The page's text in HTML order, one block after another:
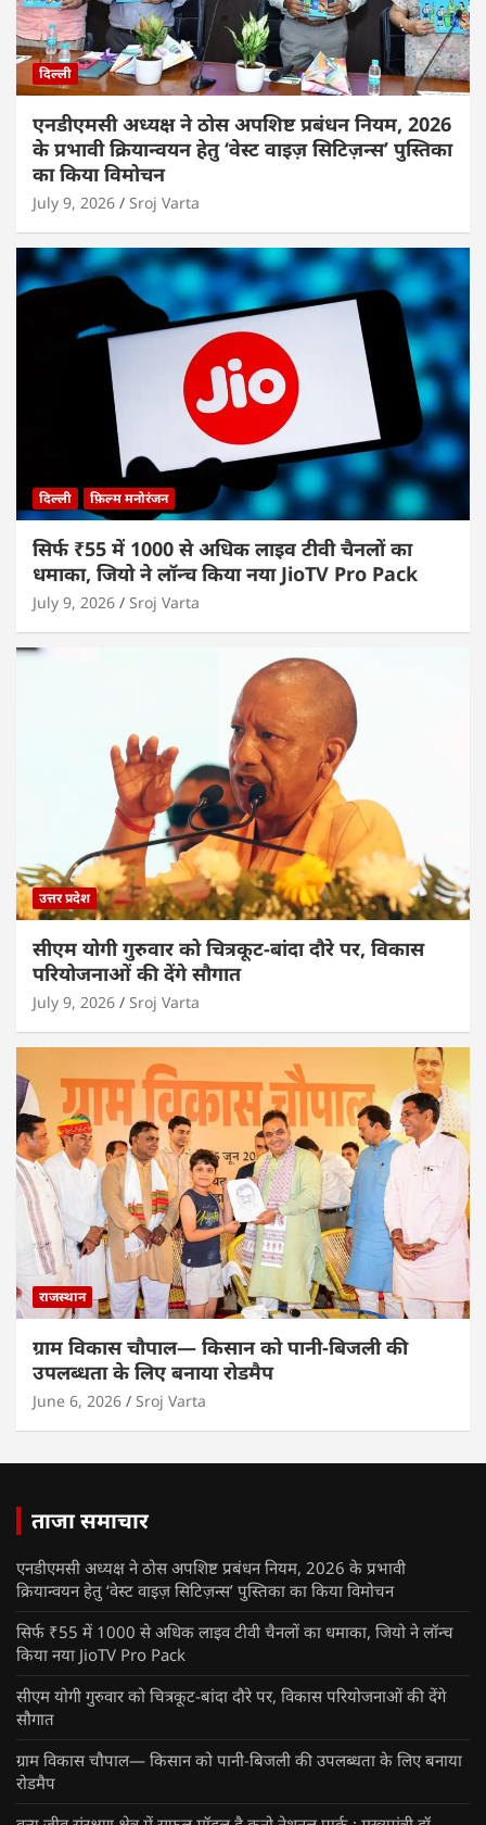
दिल्ली
एनडीएमसी अध्यक्ष ने ठोस अपशिष्ट प्रबंधन नियम, 2026
के प्रभावी क्रियान्वयन हेतु ‘वेस्ट वाइज़ सिटिज़न्स’ पुस्तिका
का किया विमोचन
July 9, 2026 Sroj Varta
दिल्ली फ़िल्म मनोरंजन
सिर्फ ₹55 में 1000 से अधिक लाइव टीवी चैनलों का
धमाका, जियो ने लॉन्च किया नया JioTV Pro Pack
July 9, 2026 Sroj Varta
उत्तर प्रदेश
सीएम योगी गुरुवार को चित्रकूट-बांदा दौरे पर, विकास
परियोजनाओं की देंगे सौगात
July 9, 2026 Sroj Varta
राजस्थान
ग्राम विकास चौपाल— किसान को पानी-बिजली की
उपलब्धता के लिए बनाया रोडमैप
June 6, 2026 Sroj Varta
ताजा समाचार
एनडीएमसी अध्यक्ष ने ठोस अपशिष्ट प्रबंधन नियम, 2026 के प्रभावी
क्रियान्वयन हेतु ‘वेस्ट वाइज़ सिटिज़न्स’ पुस्तिका का किया विमोचन
सिर्फ ₹55 में 1000 से अधिक लाइव टीवी चैनलों का धमाका, जियो ने लॉन्च
किया नया JioTV Pro Pack
सीएम योगी गुरुवार को चित्रकूट-बांदा दौरे पर, विकास परियोजनाओं की देंगे
सौगात
ग्राम विकास चौपाल— किसान को पानी-बिजली की उपलब्धता के लिए बनाया
रोडमैप